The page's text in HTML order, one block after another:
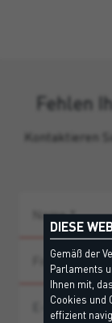
Fehlen
Kontaktieren
DIESE
Gemäß der
Parlaments
Ihnen mit,
Cookies und
effizient